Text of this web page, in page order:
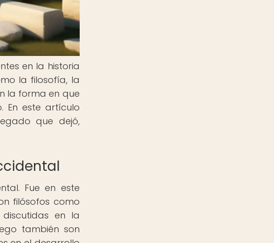
en la historia
la filosofía, la
la forma en que
En este artículo
que dejó,
Fue en este
filósofos como
en la
también son